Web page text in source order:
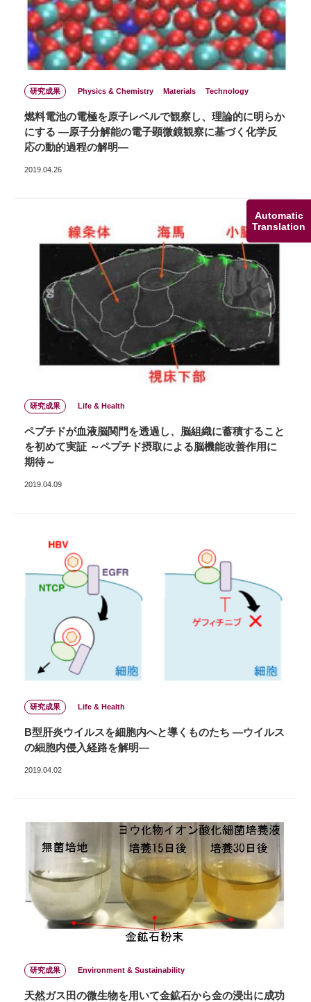
Automatic
Translation
研究成果 Physics & Chemistry Materials Technology
燃料電池の電極を原子レベルで観察し、理論的に明らか
にする ―原子分解能の電子顕微鏡観察に基づく化学反
応の動的過程の解明―
2019.04.26
研究成果 Life & Health
ペプチドが血液脳関門を透過し、脳組織に蓄積すること
を初めて実証 ～ペプチド摂取による脳機能改善作用に
期待～
2019.04.09
研究成果 Life & Health
B型肝炎ウイルスを細胞内へと導くものたち ―ウイルス
の細胞内侵入経路を解明―
2019.04.02
研究成果 Environment & Sustainability
天然ガス田の微生物を用いて金鉱石から金の浸出に成功